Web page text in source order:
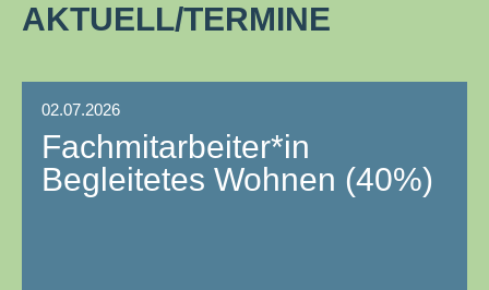
AKTUELL/TERMINE
02.07.2026
Fachmitarbeiter*in
Begleitetes Wohnen (40%)